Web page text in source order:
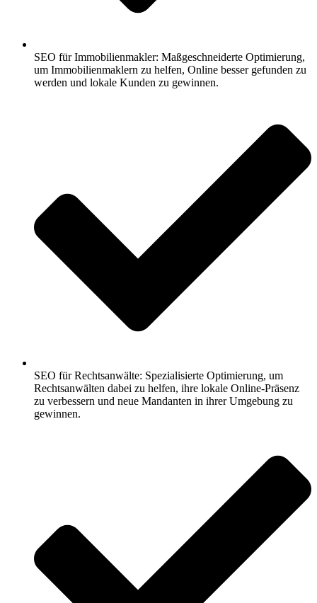
SEO für Immobilienmakler: Maßgeschneiderte Optimierung,
um Immobilienmaklern zu helfen, Online besser gefunden zu
werden und lokale Kunden zu gewinnen.
SEO für Rechtsanwälte: Spezialisierte Optimierung, um
Rechtsanwälten dabei zu helfen, ihre lokale Online-Präsenz
zu verbessern und neue Mandanten in ihrer Umgebung zu
gewinnen.